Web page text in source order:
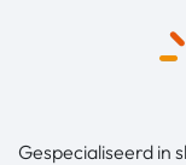
Gespecialiseerd in